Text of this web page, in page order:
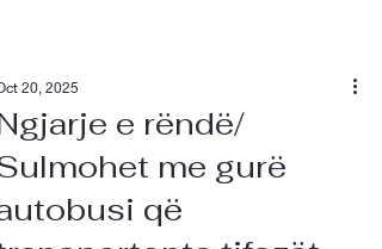
e rëndë/
me gurë
që
20, 2025